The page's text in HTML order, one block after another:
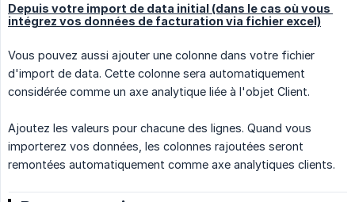
Depuis votre import de data initial (dans le cas où vous
intégrez vos données de facturation via fichier excel)
Vous pouvez aussi ajouter une colonne dans votre fichier
d'import de data. Cette colonne sera automatiquement
considérée comme un axe analytique liée à l'objet Client.
Ajoutez les valeurs pour chacune des lignes. Quand vous
importerez vos données, les colonnes rajoutées seront
remontées automatiquement comme axe analytiques clients.